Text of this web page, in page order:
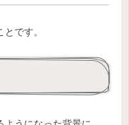
です。